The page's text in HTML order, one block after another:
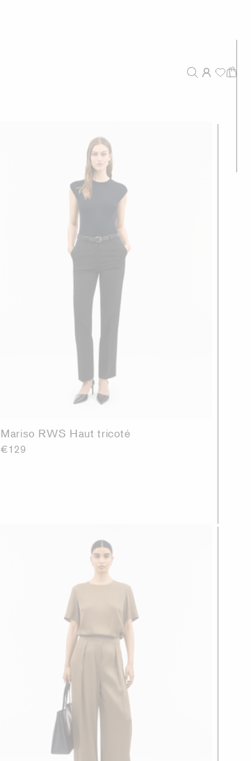
Recommandé
Mariso RWS Haut tricoté
€129